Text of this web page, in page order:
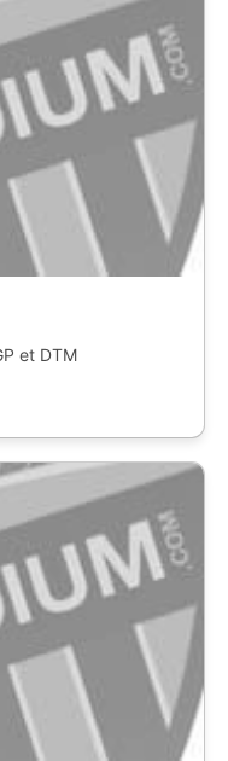
et DTM